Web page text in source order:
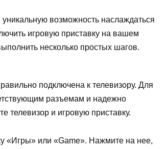
возможность наслаждаться
игровую приставку на вашем
несколько простых шагов.
подключена к телевизору. Для
разъемам и надежно
телевизор и игровую приставку.
«Игры» или «Game». Нажмите на нее,